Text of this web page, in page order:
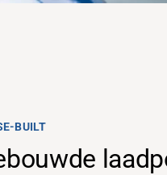
BUILT